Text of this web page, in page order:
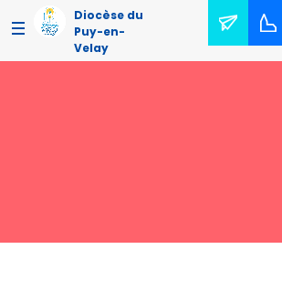
Diocèse du
Puy-en-
Velay